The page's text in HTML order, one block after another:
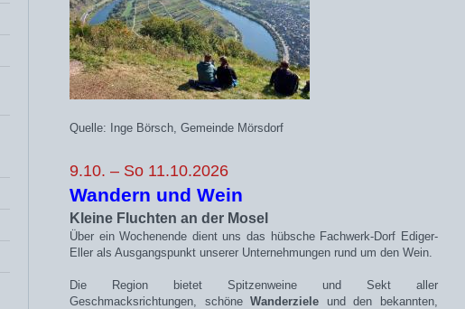
Quelle: Inge Börsch, Gemeinde Mörsdorf
9.10. – So 11.10.2026
Wandern und Wein
Kleine Fluchten an der Mosel
Über ein Wochenende dient uns das hübsche Fachwerk-Dorf Ediger-
Eller als Ausgangspunkt unserer Unternehmungen rund um den Wein.
Die Region bietet Spitzenweine und Sekt aller
Geschmacksrichtungen, schöne Wanderziele
und den bekannten,